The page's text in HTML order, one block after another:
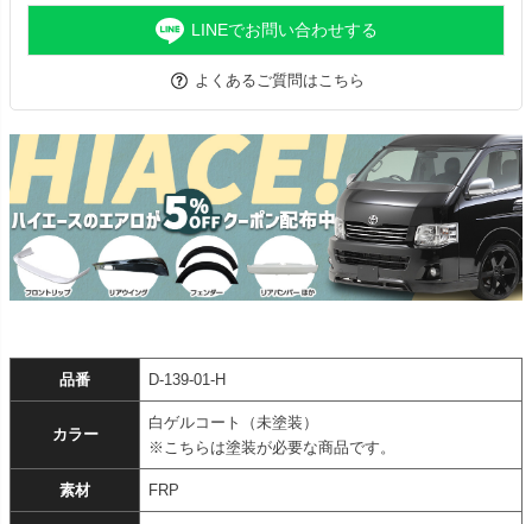
LINEでお問い合わせする
よくあるご質問はこちら
品番 D-139-01-H
カラー
白ゲルコート（未塗装）
※こちらは塗装が必要な商品です。
素材 FRP